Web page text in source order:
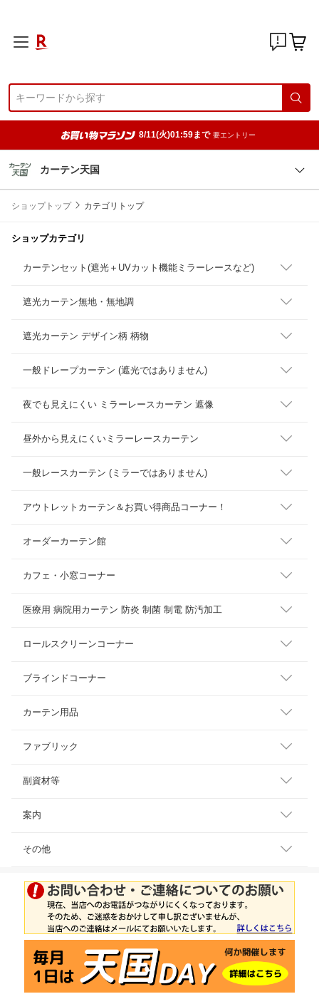
8/11(火)01:59まで 要エントリー
カーテン天国
ショップトップ カテゴリトップ
ショップカテゴリ
カーテンセット(遮光＋UVカット機能ミラーレースなど)
遮光カーテン無地・無地調
遮光カーテン デザイン柄 柄物
一般ドレープカーテン (遮光ではありません)
夜でも見えにくい ミラーレースカーテン 遮像
昼外から見えにくいミラーレースカーテン
一般レースカーテン (ミラーではありません)
アウトレットカーテン＆お買い得商品コーナー！
オーダーカーテン館
カフェ・小窓コーナー
医療用 病院用カーテン 防炎 制菌 制電 防汚加工
ロールスクリーンコーナー
ブラインドコーナー
カーテン用品
ファブリック
副資材等
案内
その他